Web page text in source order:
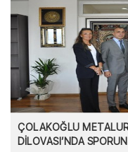
ÇOLAKOĞLU
DİLOVASI’NDA